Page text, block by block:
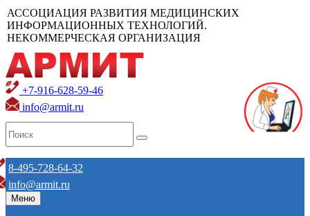
АССОЦИАЦИЯ РАЗВИТИЯ МЕДИЦИНСКИХ
ИНФОРМАЦИОННЫХ ТЕХНОЛОГИЙ.
НЕКОММЕРЧЕСКАЯ ОРГАНИЗАЦИЯ
+7-916-628-59-46
info@armit.ru
8-495-728-64-32
info@armit.ru
Меню